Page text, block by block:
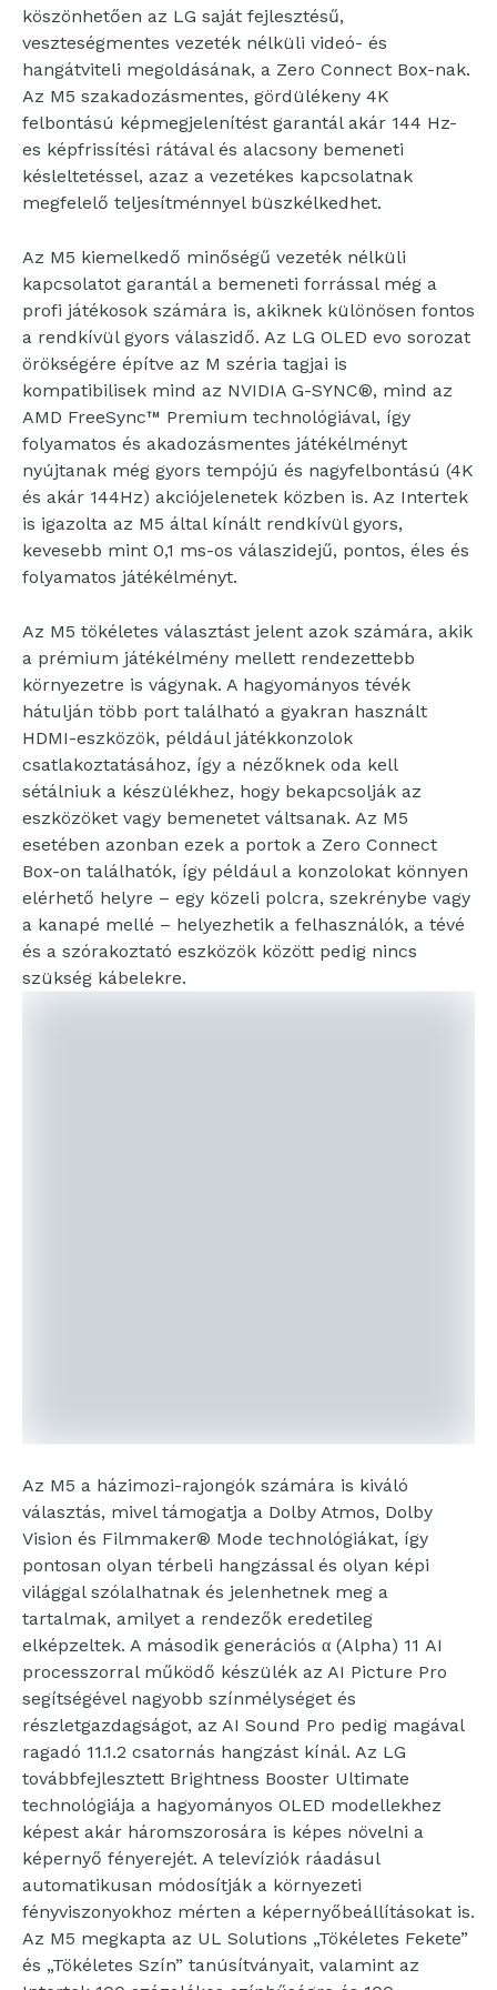
köszönhetően az LG saját fejlesztésű,
veszteségmentes vezeték nélküli videó- és
hangátviteli megoldásának, a Zero Connect Box-nak.
Az M5 szakadozásmentes, gördülékeny 4K
felbontású képmegjelenítést garantál akár 144 Hz-
es képfrissítési rátával és alacsony bemeneti
késleltetéssel, azaz a vezetékes kapcsolatnak
megfelelő teljesítménnyel büszkélkedhet.
Az M5 kiemelkedő minőségű vezeték nélküli
kapcsolatot garantál a bemeneti forrással még a
profi játékosok számára is, akiknek különösen fontos
a rendkívül gyors válaszidő. Az LG OLED evo sorozat
örökségére építve az M széria tagjai is
kompatibilisek mind az NVIDIA G-SYNC®, mind az
AMD FreeSync™ Premium technológiával, így
folyamatos és akadozásmentes játékélményt
nyújtanak még gyors tempójú és nagyfelbontású (4K
és akár 144Hz) akciójelenetek közben is. Az Intertek
is igazolta az M5 által kínált rendkívül gyors,
kevesebb mint 0,1 ms-os válaszidejű, pontos, éles és
folyamatos játékélményt.
Az M5 tökéletes választást jelent azok számára, akik
a prémium játékélmény mellett rendezettebb
környezetre is vágynak. A hagyományos tévék
hátulján több port található a gyakran használt
HDMI-eszközök, például játékkonzolok
csatlakoztatásához, így a nézőknek oda kell
sétálniuk a készülékhez, hogy bekapcsolják az
eszközöket vagy bemenetet váltsanak. Az M5
esetében azonban ezek a portok a Zero Connect
Box-on találhatók, így például a konzolokat könnyen
elérhető helyre – egy közeli polcra, szekrénybe vagy
a kanapé mellé – helyezhetik a felhasználók, a tévé
és a szórakoztató eszközök között pedig nincs
szükség kábelekre.
Az M5 a házimozi-rajongók számára is kiváló
választás, mivel támogatja a Dolby Atmos, Dolby
Vision és Filmmaker® Mode technológiákat, így
pontosan olyan térbeli hangzással és olyan képi
világgal szólalhatnak és jelenhetnek meg a
tartalmak, amilyet a rendezők eredetileg
elképzeltek. A második generációs α (Alpha) 11 AI
processzorral működő készülék az AI Picture Pro
segítségével nagyobb színmélységet és
részletgazdagságot, az AI Sound Pro pedig magával
ragadó 11.1.2 csatornás hangzást kínál. Az LG
továbbfejlesztett Brightness Booster Ultimate
technológiája a hagyományos OLED modellekhez
képest akár háromszorosára is képes növelni a
képernyő fényerejét. A televíziók ráadásul
automatikusan módosítják a környezeti
fényviszonyokhoz mérten a képernyőbeállításokat is.
Az M5 megkapta az UL Solutions „Tökéletes Fekete”
és „Tökéletes Szín” tanúsítványait, valamint az